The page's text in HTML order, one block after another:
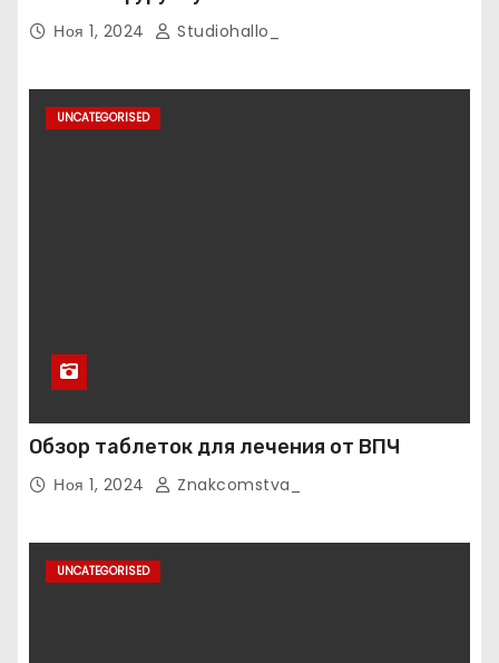
Ноя 1, 2024 Studiohallo_
UNCATEGORISED
Обзор таблеток для лечения от ВПЧ
Ноя 1, 2024 Znakcomstva_
UNCATEGORISED